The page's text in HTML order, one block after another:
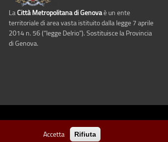
La Città Metropolitana di Genovaè un ente
territoriale di area vasta istituito dalla legge 7 aprile
2014 n. 56 (“legge Delrio”). Sostituisce la Provincia
di Genova.
Accetta Rifiuta